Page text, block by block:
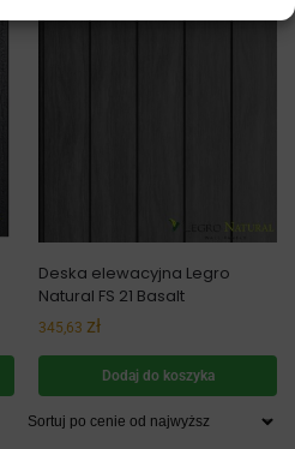
Deska elewacyjna Legro
Natural FS 21 Basalt
345,63 zł
Dodaj do koszyka